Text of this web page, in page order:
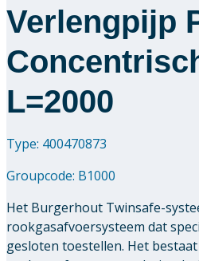
Verlengpijp
L=2000
Type: 400470873
Groupcode: B1000
Het Burgerhout Twinsafe-
rookgasafvoersysteem dat
gesloten toestellen. Het